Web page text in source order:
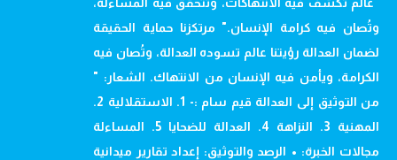
وتُصان فيه كرامة الإنسان." مرتكزنا حماية الحقيقة
لضمان العدالة رؤيتنا عالم تسوده العدالة، وتُصان فيه
الكرامة، ويأمن فيه الإنسان من الانتهاك. الشعار: "
من التوثيق إلى العدالة قيم سام :- 1. الاستقلالية 2.
المهنية 3. النزاهة 4. العدالة للضحايا 5. المساءلة
مجالات الخبرة: • الرصد والتوثيق: إعداد تقارير ميدانية